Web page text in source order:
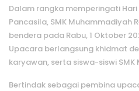
Dalam rangka memperingati
Pancasila, SMK Muhammadiyah
bendera pada Rabu, 1 Oktober
Upacara berlangsung khidmat
karyawan, serta siswa-siswi
Bertindak sebagai pembina